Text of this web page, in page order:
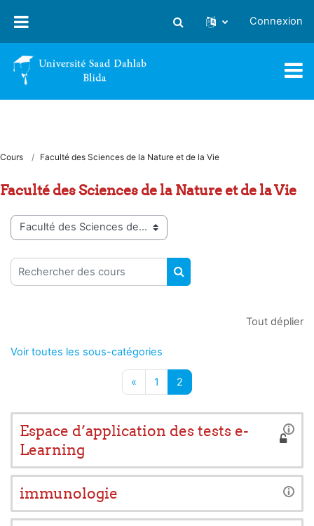
Activer/désactiver la saisie
Connexion
Cours Faculté des Sciences de la Nature et de la Vie
Faculté des Sciences de la Nature et de la Vie
Catégories de cours
Rechercher des cours
RECHERCHER DES
Tout déplier
Voir toutes les sous-catégories
« Page précédente
1 Page 1
2
Espace d’application des tests e-
Learning
immunologie